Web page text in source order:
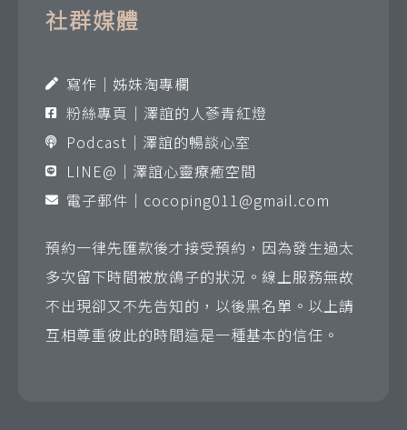
社群媒體
寫作｜姊妹淘專欄
粉絲專頁｜澤誼的人蔘青紅燈
Podcast｜澤誼的暢談心室
LINE@｜澤誼心靈療癒空間
電子郵件｜ cocoping011@gmail.com
預約一律先匯款後才接受預約，因為發生過太
多次留下時間被放鴿子的狀況。線上服務無故
不出現卻又不先告知的，以後黑名單。以上請
互相尊重彼此的時間這是一種基本的信任。